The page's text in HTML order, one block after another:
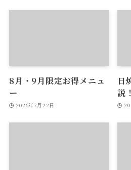
8月・9月限定お得メニュ
ー
2026年7月22日
日
説！